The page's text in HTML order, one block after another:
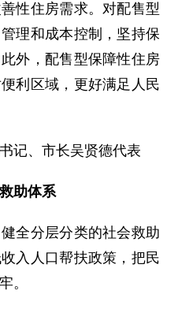
性住房需求。对配售型
理和成本控制，坚持保
外，配售型保障性住房
利区域，更好满足人民
、市长吴贤德代表
助体系
分层分类的社会救助
入人口帮扶政策，把民
。